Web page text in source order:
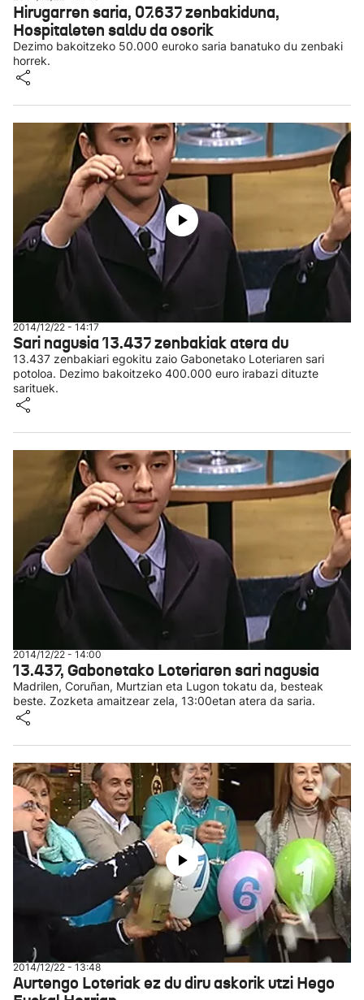
Hirugarren saria, 07.637 zenbakiduna,
Hospitaleten saldu da osorik
Dezimo bakoitzeko 50.000 euroko saria banatuko du zenbaki
horrek.
2014/12/22 - 14:17
Sari nagusia 13.437 zenbakiak atera du
13.437 zenbakiari egokitu zaio Gabonetako Loteriaren sari
potoloa. Dezimo bakoitzeko 400.000 euro irabazi dituzte
sarituek.
2014/12/22 - 14:00
13.437, Gabonetako Loteriaren sari nagusia
Madrilen, Coruñan, Murtzian eta Lugon tokatu da, besteak
beste. Zozketa amaitzear zela, 13:00etan atera da saria.
2014/12/22 - 13:48
Aurtengo Loteriak ez du diru askorik utzi Hego